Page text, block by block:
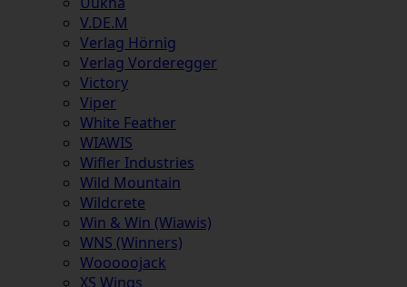
V.DE.M
Verlag Hörnig
Verlag Vorderegger
Victory
Viper
White Feather
WIAWIS
Wifler Industries
Wild Mountain
Wildcrete
Win & Win (Wiawis)
WNS (Winners)
Wooooojack
XS Wings